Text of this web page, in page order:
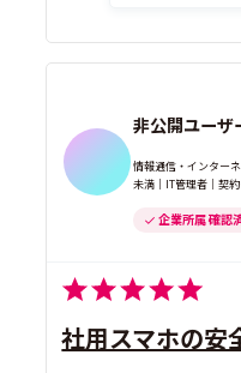
非公開ユーザ
情報通信・インター
未満｜IT管理者｜契
企業所属 確認
社用スマホの安